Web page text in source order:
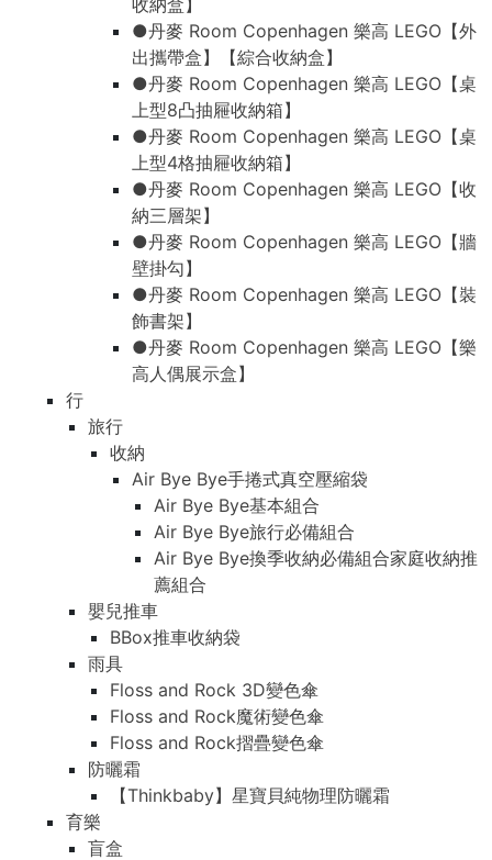
收納盒】
●丹麥 Room Copenhagen 樂高 LEGO【外
出攜帶盒】【綜合收納盒】
●丹麥 Room Copenhagen 樂高 LEGO【桌
上型8凸抽屜收納箱】
●丹麥 Room Copenhagen 樂高 LEGO【桌
上型4格抽屜收納箱】
●丹麥 Room Copenhagen 樂高 LEGO【收
納三層架】
●丹麥 Room Copenhagen 樂高 LEGO【牆
壁掛勾】
●丹麥 Room Copenhagen 樂高 LEGO【裝
飾書架】
●丹麥 Room Copenhagen 樂高 LEGO【樂
高人偶展示盒】
行
旅行
收納
Air Bye Bye手捲式真空壓縮袋
Air Bye Bye基本組合
Air Bye Bye旅行必備組合
Air Bye Bye換季收納必備組合家庭收納推
薦組合
嬰兒推車
BBox推車收納袋
雨具
Floss and Rock 3D變色傘
Floss and Rock魔術變色傘
Floss and Rock摺疊變色傘
防曬霜
【Thinkbaby】星寶貝純物理防曬霜
育樂
盲盒